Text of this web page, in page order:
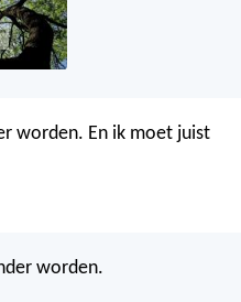
worden. En ik moet juist
worden.